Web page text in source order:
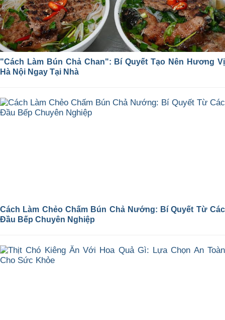
"Cách Làm Bún Chả Chan": Bí Quyết Tạo Nên Hương Vị
Hà Nội Ngay Tại Nhà
Cách Làm Chẻo Chấm Bún Chả Nướng: Bí Quyết Từ Các
Đầu Bếp Chuyên Nghiệp